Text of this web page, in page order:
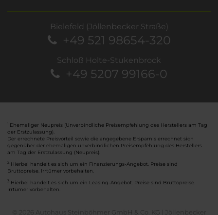
Bielefeld (Jöllenbecker Straße)
+49 521 98654-320
Schloß Holte-Stukenbrock
+49 5207 99166-0
Ehemaliger Neupreis (Unverbindliche Preisempfehlung des Herstellers am Tag
der Erstzulassung).
Der errechnete Preisvorteil sowie die angegebene Ersparnis errechnet sich
gegenüber der ehemaligen unverbindlichen Preisempfehlung des Herstellers
am Tag der Erstzulassung (Neupreis).
2 Hierbei handelt es sich um ein Finanzierungs-Angebot. Preise sind
Bruttopreise. Irrtümer vorbehalten.
3 Hierbei handelt es sich um ein Leasing-Angebot. Preise sind Bruttopreise.
Irrtümer vorbehalten.
© 2026 Autohaus Steinböhmer GmbH & Co. KG | Jöllenbecker